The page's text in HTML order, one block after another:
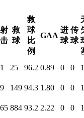
射
击
救
球
救
球
比
例
GAA
进
球
传
球
1 25 96.2 0.89 0 0
1
9 149 94.3 1.80 0 0
1
65 884 93.2 2.22 0 0
1